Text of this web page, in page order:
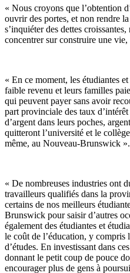
« Nous croyons que l’obtention
ouvrir des portes, et non rendre
s’inquiéter des dettes
concentrer sur construire une
« En ce moment, les étudiantes
faible revenu et leurs familles
qui peuvent payer sans avoir
part provinciale des taux
d’argent dans leurs poches,
quitteront l’université et le
même, au Nouveau-Brunswick ».
« De nombreuses industries ont
travailleurs qualifiés dans la
certains de nos meilleurs
Brunswick pour saisir d’autres
également des étudiantes et
le coût de l’éducation, y compris
d’études. En investissant dans
donnant le petit coup de pouce
encourager plus de gens à